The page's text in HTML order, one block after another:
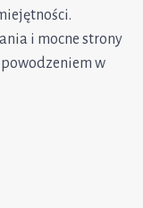
i mocne strony
w